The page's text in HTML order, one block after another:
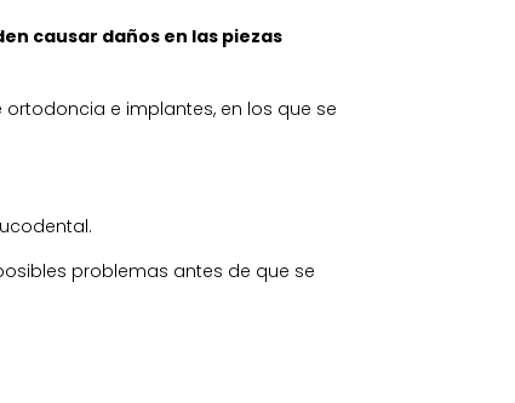
causar daños en las piezas
e implantes, en los que se
problemas antes de que se